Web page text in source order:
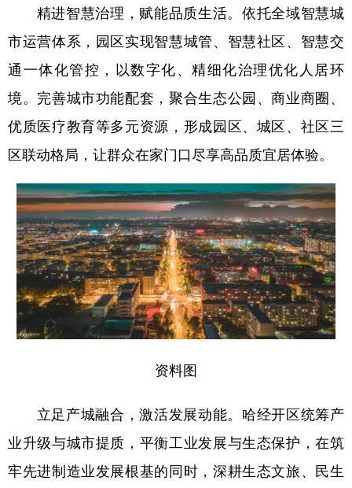
精进智慧治理，赋能品质生活。依托全域智慧城
市运营体系，园区实现智慧城管、智慧社区、智慧交
通一体化管控，以数字化、精细化治理优化人居环
境。完善城市功能配套，聚合生态公园、商业商圈、
优质医疗教育等多元资源，形成园区、城区、社区三
区联动格局，让群众在家门口尽享高品质宜居体验。
资料图
立足产城融合，激活发展动能。哈经开区统筹产
业升级与城市提质，平衡工业发展与生态保护，在筑
牢先进制造业发展根基的同时，深耕生态文旅、民生